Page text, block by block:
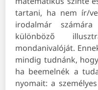
tartani, ha nem ír/
irodalmár
különböző
mondanivalóját.
mindig tudnánk,
ha beemelnék a
nyomait: a